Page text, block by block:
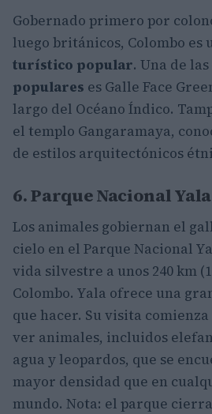
Gobernado primero por
luego británicos, Colombo es
turístico popular. Una de las
populares es Galle Face
largo del Océano Índico.
el templo Gangaramaya,
de estilos arquitectónicos
6. Parque Nacional Yala
Los animales gobiernan el
cielo en el Parque Nacional
vida silvestre a unos 240 km
Colombo. Yala ofrece una
que hacer. Su visita
ver animales, incluidos
agua y leopardos, que se
mayor densidad que en
mundo. Nota: el parque